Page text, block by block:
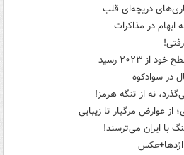
دریچه‌ای قلب
در مذاکرات
۲۰۲۳ رسید
در سوادکوه
نه از تنگه هرمز!
از عوارض مرگبار تا زیبایی
با ایران می‌ترسند!